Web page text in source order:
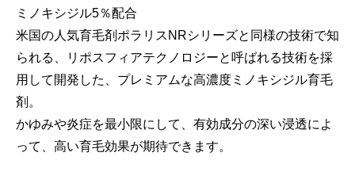
ミノキシジル5％配合
米国の人気育毛剤ポラリスNRシリーズと同様の技術で知
られる、リポスフィアテクノロジーと呼ばれる技術を採
用して開発した、プレミアムな高濃度ミノキシジル育毛
剤。
かゆみや炎症を最小限にして、有効成分の深い浸透によ
って、高い育毛効果が期待できます。